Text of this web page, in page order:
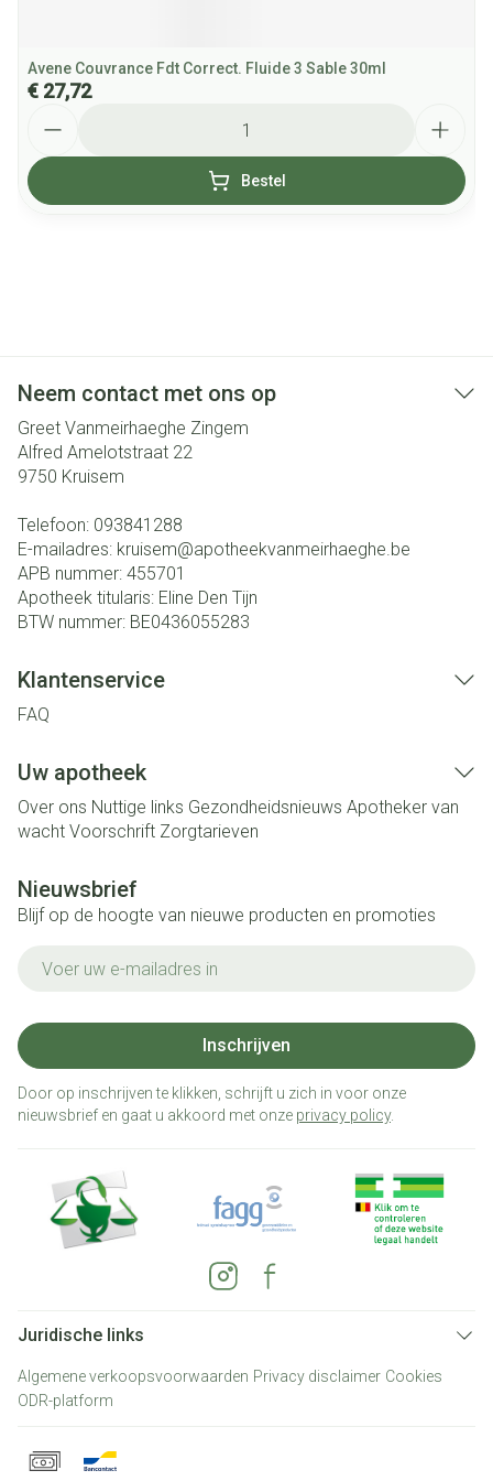
Avene Couvrance Fdt Correct. Fluide 3 Sable 30ml
€ 27,72
Bestel
Neem contact met ons op
Greet Vanmeirhaeghe Zingem
Alfred Amelotstraat 22
9750 Kruisem
Telefoon: 093841288
E-mailadres: kruisem@apotheekvanmeirhaeghe.be
APB nummer: 455701
Apotheek titularis: Eline Den Tijn
BTW nummer: BE0436055283
Klantenservice
FAQ
Uw apotheek
Over ons Nuttige links Gezondheidsnieuws Apotheker van
wacht Voorschrift Zorgtarieven
Nieuwsbrief
Blijf op de hoogte van nieuwe producten en promoties
Inschrijven
Door op inschrijven te klikken, schrijft u zich in voor onze
nieuwsbrief en gaat u akkoord met onze privacy policy.
Juridische links
Algemene verkoopsvoorwaarden Privacy disclaimer Cookies
ODR-platform